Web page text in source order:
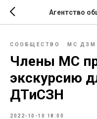
Агентство
СООБЩЕСТВО МС ДЗМ
Члены МС
экскурсию
ДТиСЗН
2022-10-10 18:00